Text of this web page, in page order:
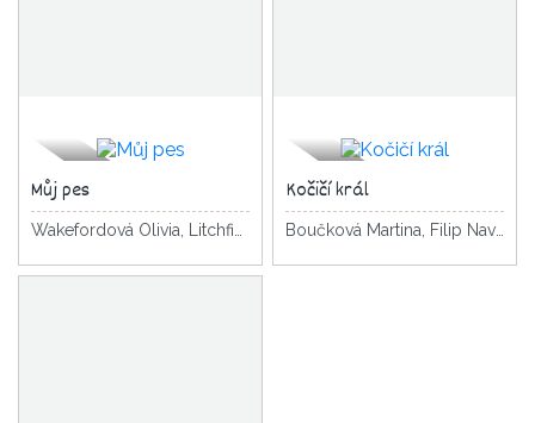
Můj pes
Wakefordová Olivia, Litchfield David
Kočičí král
Boučková Martina, Filip Navrátilová Pavla